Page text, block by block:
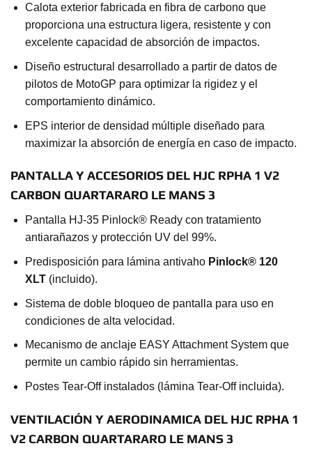
Calota exterior fabricada en fibra de carbono que
proporciona una estructura ligera, resistente y con
excelente capacidad de absorción de impactos.
Diseño estructural desarrollado a partir de datos de
pilotos de MotoGP para optimizar la rigidez y el
comportamiento dinámico.
EPS interior de densidad múltiple diseñado para
maximizar la absorción de energía en caso de impacto.
PANTALLA Y ACCESORIOS DEL HJC RPHA 1 V2
CARBON QUARTARARO LE MANS 3
Pantalla HJ-35 Pinlock® Ready con tratamiento
antiarañazos y protección UV del 99%.
Predisposición para lámina antivaho Pinlock® 120
XLT(incluido).
Sistema de doble bloqueo de pantalla para uso en
condiciones de alta velocidad.
Mecanismo de anclaje EASY Attachment System que
permite un cambio rápido sin herramientas.
Postes Tear-Off instalados (lámina Tear-Off incluida).
VENTILACIÓN Y AERODINAMICA DEL HJC RPHA 1
V2 CARBON QUARTARARO LE MANS 3